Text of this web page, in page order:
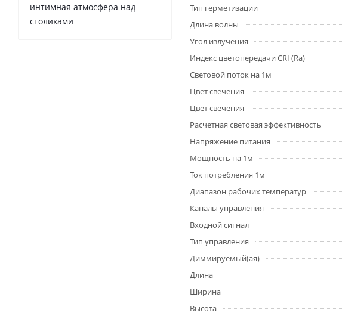
Тип герметизации
Длина волны
Угол излучения
Индекс цветопередачи CRI (Ra)
Световой поток на 1м
Цвет свечения
Цвет свечения
Расчетная световая эффективность
Напряжение питания
Мощность на 1м
Ток потребления 1м
Диапазон рабочих температур
Каналы управления
Входной сигнал
Тип управления
Диммируемый(ая)
Длина
Ширина
Высота
интимная атмосфера над
столиками